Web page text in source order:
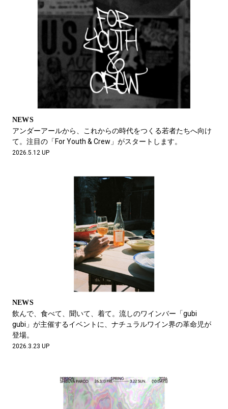
NEWS
アンダーアールから、これからの時代をつくる若者たちへ向け
て。注目の「For Youth & Crew」がスタートします。
2026.5.12 UP
NEWS
飲んで、食べて、聞いて、着て。流しのワインバー「gubi
gubi」が主催するイベントに、ナチュラルワイン界の革命児が
登場。
2026.3.23 UP